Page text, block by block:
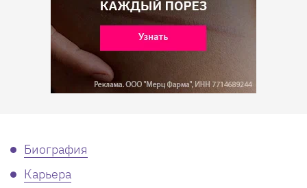
Биография
Карьера